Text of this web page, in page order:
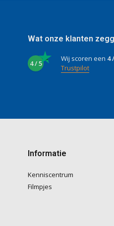
Wat onze klanten
4 / 5
Wij scoren een 4
Trustpilot
Informatie
Kenniscentrum
Filmpjes